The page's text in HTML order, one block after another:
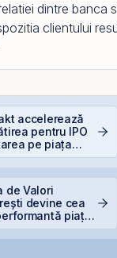
dintre banca
clientului
accelerează
pentru IPO
pe piața
a BVB
de Valori
devine cea
piață